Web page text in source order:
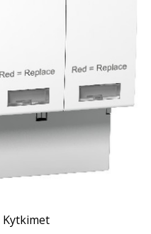
Kytkimet